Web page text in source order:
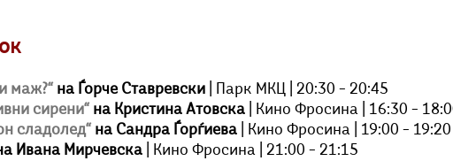
маж?“ на Ѓорче Ставревски | Парк МКЦ | 20:30 – 20:45
сирени“ на Кристина Атовска | Кино Фросина | 16:30 –
сладолед“ на Сандра Ѓорѓиева | Кино Фросина | 19:00 – 19:20
Ивана Мирчевска | Кино Фросина | 21:00 – 21:15